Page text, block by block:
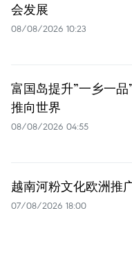
会发展
08/08/2026 10:23
富国岛提升”一乡一
推向世界
08/08/2026 04:55
越南河粉文化欧洲推
07/08/2026 18:00